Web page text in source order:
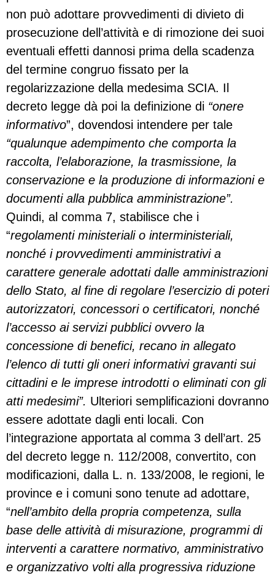
non può adottare provvedimenti di divieto di
prosecuzione dell’attività e di rimozione dei suoi
eventuali effetti dannosi prima della scadenza
del termine congruo fissato per la
regolarizzazione della medesima SCIA. Il
decreto legge dà poi la definizione di “onere
informativo”, dovendosi intendere per tale
“qualunque adempimento che comporta la
raccolta, l’elaborazione, la trasmissione, la
conservazione e la produzione di informazioni e
documenti alla pubblica amministrazione”.
Quindi, al comma 7, stabilisce che i
“regolamenti ministeriali o interministeriali,
nonché i provvedimenti amministrativi a
carattere generale adottati dalle amministrazioni
dello Stato, al fine di regolare l’esercizio di poteri
autorizzatori, concessori o certificatori, nonché
l’accesso ai servizi pubblici ovvero la
concessione di benefici, recano in allegato
l’elenco di tutti gli oneri informativi gravanti sui
cittadini e le imprese introdotti o eliminati con gli
atti medesimi”. Ulteriori semplificazioni dovranno
essere adottate dagli enti locali. Con
l’integrazione apportata al comma 3 dell’art. 25
del decreto legge n. 112/2008, convertito, con
modificazioni, dalla L. n. 133/2008, le regioni, le
province e i comuni sono tenute ad adottare,
“nell’ambito della propria competenza, sulla
base delle attività di misurazione, programmi di
interventi a carattere normativo, amministrativo
e organizzativo volti alla progressiva riduzione